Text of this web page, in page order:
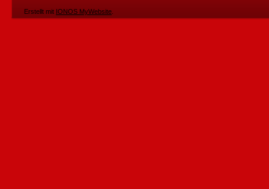
Erstellt mit IONOS MyWebsite